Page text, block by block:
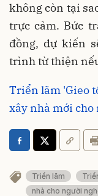
không còn tại
trực cảm. Bức
đồng, dự kiến
trình từ thiện
Triển lãm 'Gieo
xây nhà mới
Triển lãm
nhà cho người